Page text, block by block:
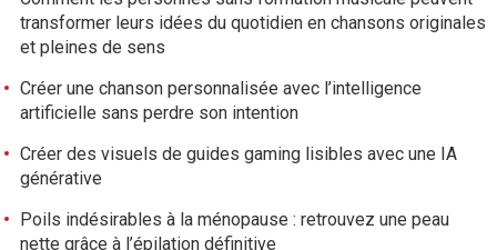
transformer leurs idées du quotidien en chansons originales
et pleines de sens
Créer une chanson personnalisée avec l’intelligence
artificielle sans perdre son intention
Créer des visuels de guides gaming lisibles avec une IA
générative
Poils indésirables à la ménopause : retrouvez une peau
nette grâce à l’épilation définitive